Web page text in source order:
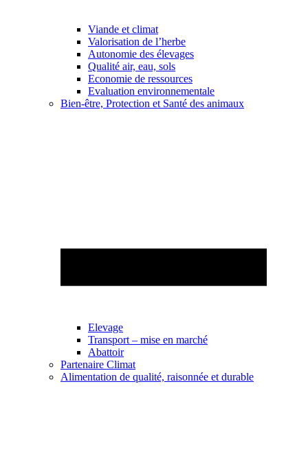
Viande et climat
Valorisation de l’herbe
Autonomie des élevages
Qualité air, eau, sols
Economie de ressources
Evaluation environnementale
Bien-être, Protection et Santé des animaux
Elevage
Transport – mise en marché
Abattoir
Partenaire Climat
Alimentation de qualité, raisonnée et durable